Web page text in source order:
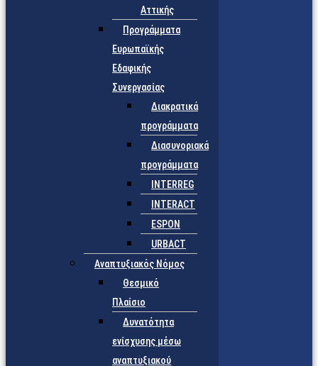
Αττικής
Προγράμματα
Ευρωπαϊκής
Εδαφικής
Συνεργασίας
Διακρατικά
προγράμματα
Διασυνοριακά
προγράμματα
INTERREG
INTERACT
ESPON
URBACT
Αναπτυξιακός Νόμος
Θεσμικό
Πλαίσιο
Δυνατότητα
ενίσχυσης μέσω
αναπτυξιακού